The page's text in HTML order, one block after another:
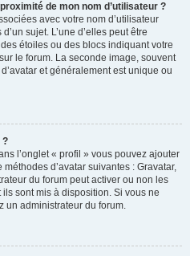
de mon nom d’utilisateur ?
avec votre nom d’utilisateur
sujet. L’une d’elles peut être
étoiles ou des blocs indiquant votre
le forum. La seconde image, souvent
et généralement est unique ou
?
l’onglet « profil » vous pouvez ajouter
d’avatar suivantes : Gravatar,
du forum peut activer ou non les
sont mis à disposition. Si vous ne
un administrateur du forum.